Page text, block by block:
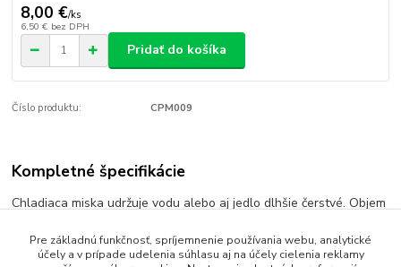
8,00 €/ks
6,50 € bez DPH
Pridať do košíka
Číslo produktu: CPM009
Kompletné špecifikácie
Chladiaca miska udržuje vodu alebo aj jedlo dlhšie čerstvé. Objem
Pre základnú funkčnosť, spríjemnenie používania webu, analytické
účely a v prípade udelenia súhlasu aj na účely cielenia reklamy